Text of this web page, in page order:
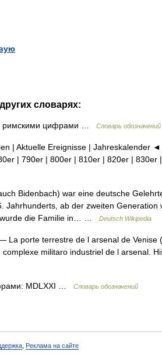
словарях:
римскими цифрами … Словарь обозначений
| Aktuelle Ereignisse | Jahreskalender ◄
| 790er | 800er | 810er | 820er |
Bidenbach) war eine deutsche
Jahrhunderts, ab der zweiten Generation
wurde die Familie in… …
Deutsch Wikipedia
La porte terrestre de l arsenal de Venise
complexe militaro industriel de l arsenal.
MDLXXI … Словарь обозначений
Реклама на сайте